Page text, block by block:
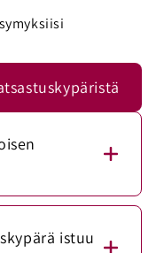
noin 1–2
Vertaa
istuu